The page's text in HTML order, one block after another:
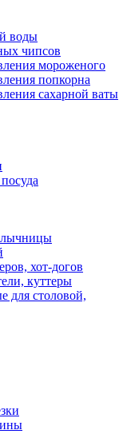
воды
чипсов
мороженого
попкорна
сахарной ваты
хот-догов
куттеры
для столовой,